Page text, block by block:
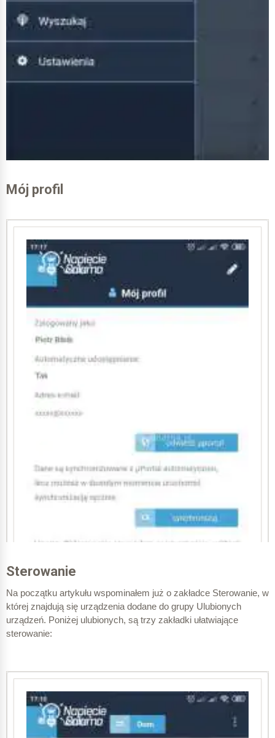
Polityka prywatności.
Nie czytacie?
Ja czytam, i często rezygnuję gdy okazuje się, że
strony pozyskują dane do dalszej odsprzedaży. Potem
dziwne i denerwujące telefony, maile, SMS-y. Tu wiem
Zaakceptowałem regulamin i politykę prywatności.
Efekt tłumacza Google jest tu widoczny i przypomina
temacie:
Blebox μPortal – Aktywuj swoje konto.
Komunikat jest prosty i czytelny – potwierdzam klikając
link.
Otwiera się strona z komunikatem. Wiem co mam robić dalej
Mój profil
Sterowanie
Na początku artykułu wspominałem już o zakładce Sterowanie, w
której znajdują się urządzenia dodane do grupy Ulubionych
urządzeń. Poniżej ulubionych, są trzy zakładki ułatwiające
sterowanie: